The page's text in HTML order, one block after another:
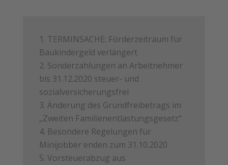
TERMINSACHE: Förderzeitraum für
Baukindergeld verlängert
Sonderzahlungen an Arbeitnehmer
bis 31.12.2020 steuer- und
sozialversicherungsfrei
Änderung des Grundfreibetrags im
„Zweiten Familienentlastungsgesetz“
Besondere Regelungen für
Minijobber enden zum 31.10.2020
Vorsteuerabzug aus